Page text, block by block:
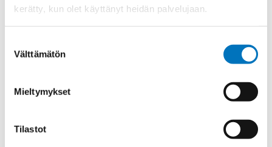
kerätty, kun olet käyttänyt heidän palvelujaan.
valinta
Välttämätön
Mieltymykset
Tilastot
Valmistaja
ILME S.p.A
5
Anna meidän